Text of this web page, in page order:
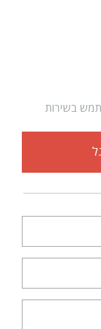
בשירות